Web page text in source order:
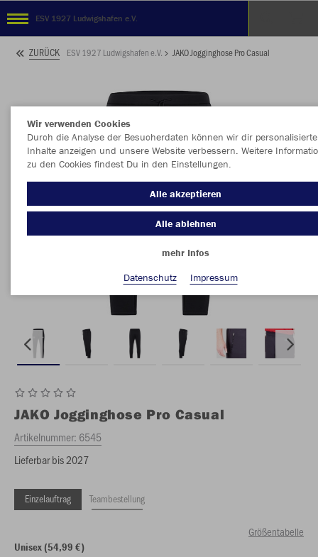
ESV 1927 Ludwigshafen e.V.
ZURÜCK ESV 1927 Ludwigshafen e.V. JAKO Jogginghose Pro Casual
JAKO Jogginghose Pro Casual
Artikelnummer: 6545
Lieferbar bis 2027
Einzelauftrag Teambestellung
Größentabelle
Unisex (54,99 €)
Wir verwenden Cookies
Durch die Analyse der Besucherdaten können wir dir personalisierte
Inhalte anzeigen und unsere Website verbessern. Weitere
zu den Cookies findest Du in den Einstellungen.
Alle akzeptieren
Alle ablehnen
mehr Infos
Datenschutz
Impressum